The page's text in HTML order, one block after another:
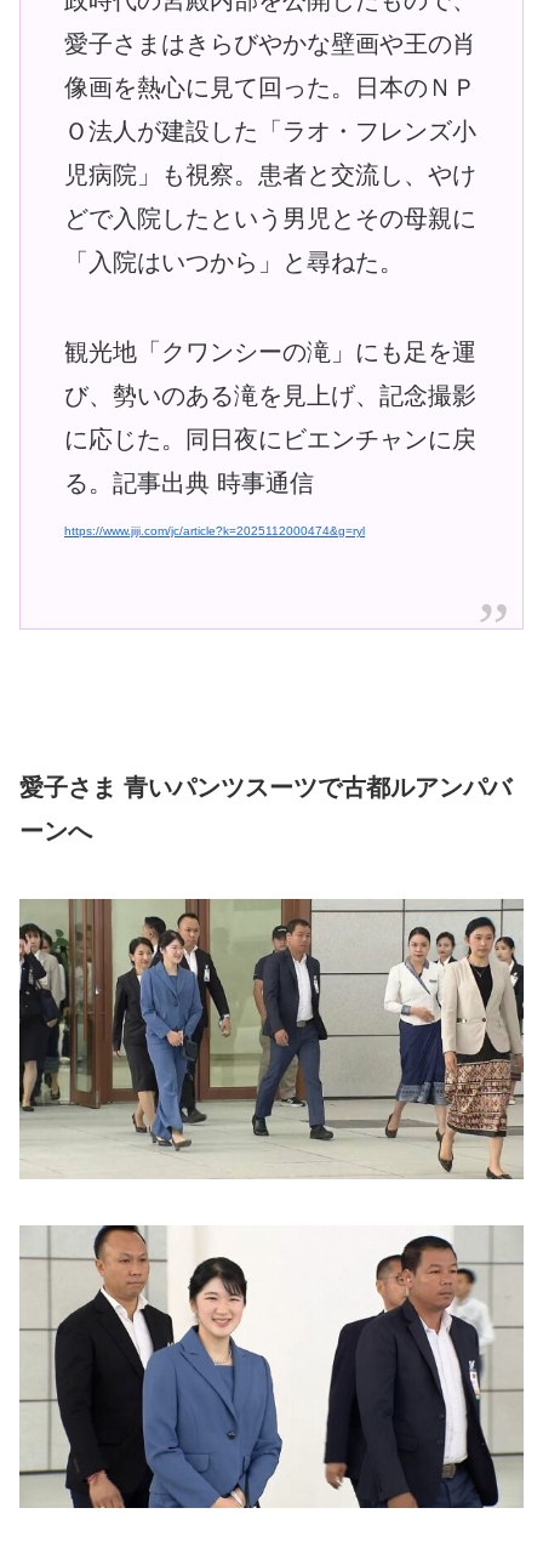
愛子さまはきらびやかな壁画や王の肖
像画を熱心に見て回った。日本のＮＰ
Ｏ法人が建設した「ラオ・フレンズ小
児病院」も視察。患者と交流し、やけ
どで入院したという男児とその母親に
「入院はいつから」と尋ねた。
観光地「クワンシーの滝」にも足を運
び、勢いのある滝を見上げ、記念撮影
に応じた。同日夜にビエンチャンに戻
る。記事出典 時事通信
https://www.jiji.com/jc/article?k=2025112000474&g=ryl
愛子さま 青いパンツスーツで古都ルアンパバ
ーンへ